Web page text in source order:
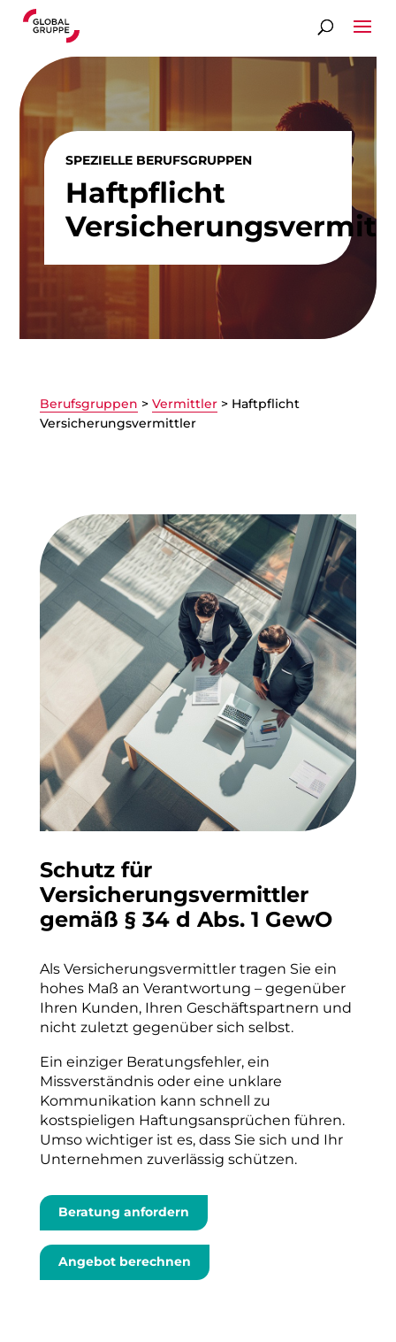
SPEZIELLE BERUFSGRUPPEN
Haftpflicht
Berufsgruppen > Vermittler> Haftpflicht
Versicherungsvermittler
Schutz für
Versicherungsvermittler
gemäß § 34 d Abs. 1 GewO
Als Versicherungsvermittler tragen Sie ein
hohes Maß an Verantwortung – gegenüber
Ihren Kunden, Ihren Geschäftspartnern und
nicht zuletzt gegenüber sich selbst.
Ein einziger Beratungsfehler, ein
Missverständnis oder eine unklare
Kommunikation kann schnell zu
kostspieligen Haftungsansprüchen führen.
Umso wichtiger ist es, dass Sie sich und Ihr
Unternehmen zuverlässig schützen.
Beratung anfordern
Angebot berechnen